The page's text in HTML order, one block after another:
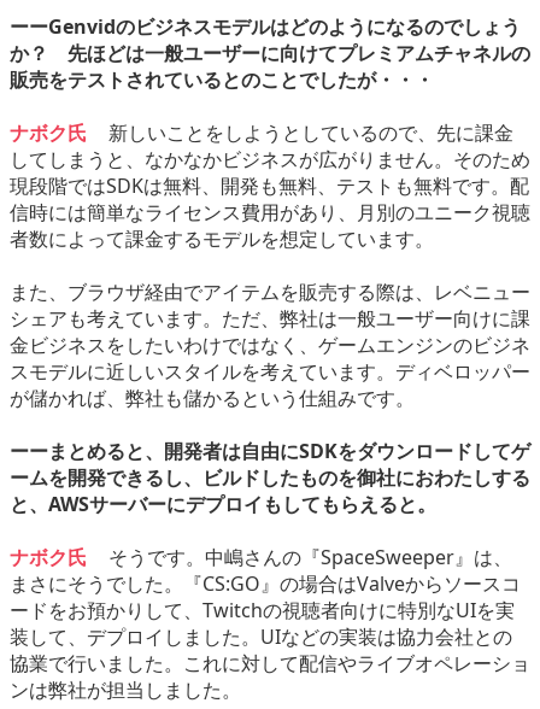
ーーGenvidのビジネスモデルはどのようになるのでしょう
か？ 先ほどは一般ユーザーに向けてプレミアムチャネルの
販売をテストされているとのことでしたが・・・
ナボク氏
新しいことをしようとしているので、先に課金
してしまうと、なかなかビジネスが広がりません。そのため
現段階ではSDKは無料、開発も無料、テストも無料です。配
信時には簡単なライセンス費用があり、月別のユニーク視聴
者数によって課金するモデルを想定しています。
また、ブラウザ経由でアイテムを販売する際は、レベニュー
シェアも考えています。ただ、弊社は一般ユーザー向けに課
金ビジネスをしたいわけではなく、ゲームエンジンのビジネ
スモデルに近しいスタイルを考えています。ディベロッパー
が儲かれば、弊社も儲かるという仕組みです。
ーーまとめると、開発者は自由にSDKをダウンロードしてゲ
ームを開発できるし、ビルドしたものを御社におわたしする
と、AWSサーバーにデプロイもしてもらえると。
ナボク氏
そうです。中嶋さんの『SpaceSweeper』は、
まさにそうでした。『CS:GO』の場合はValveからソースコ
ードをお預かりして、Twitchの視聴者向けに特別なUIを実
装して、デプロイしました。UIなどの実装は協力会社との
協業で行いました。これに対して配信やライブオペレーショ
ンは弊社が担当しました。